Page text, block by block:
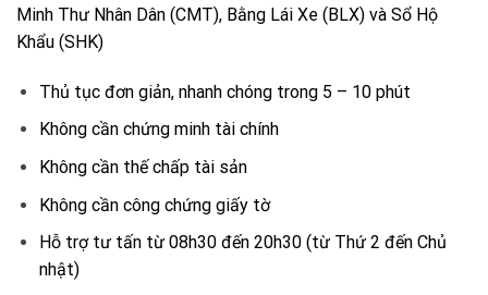
Minh Thư Nhân Dân (CMT), Bằng Lái Xe (BLX) và Sổ Hộ
Khẩu (SHK)
Thủ tục đơn giản, nhanh chóng trong 5 – 10 phút
Không cần chứng minh tài chính
Không cần thế chấp tài sản
Không cần công chứng giấy tờ
Hỗ trợ tư tấn từ 08h30 đến 20h30 (từ Thứ 2 đến Chủ
nhật)